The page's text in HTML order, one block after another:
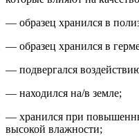
— образец хранился в
— образец хранился в
— подвергался
— находился на/в земле;
— хранился при
высокой влажности;